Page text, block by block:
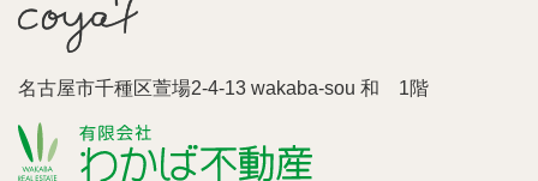
名古屋市千種区萱場2-4-13 wakaba-sou 和 1階